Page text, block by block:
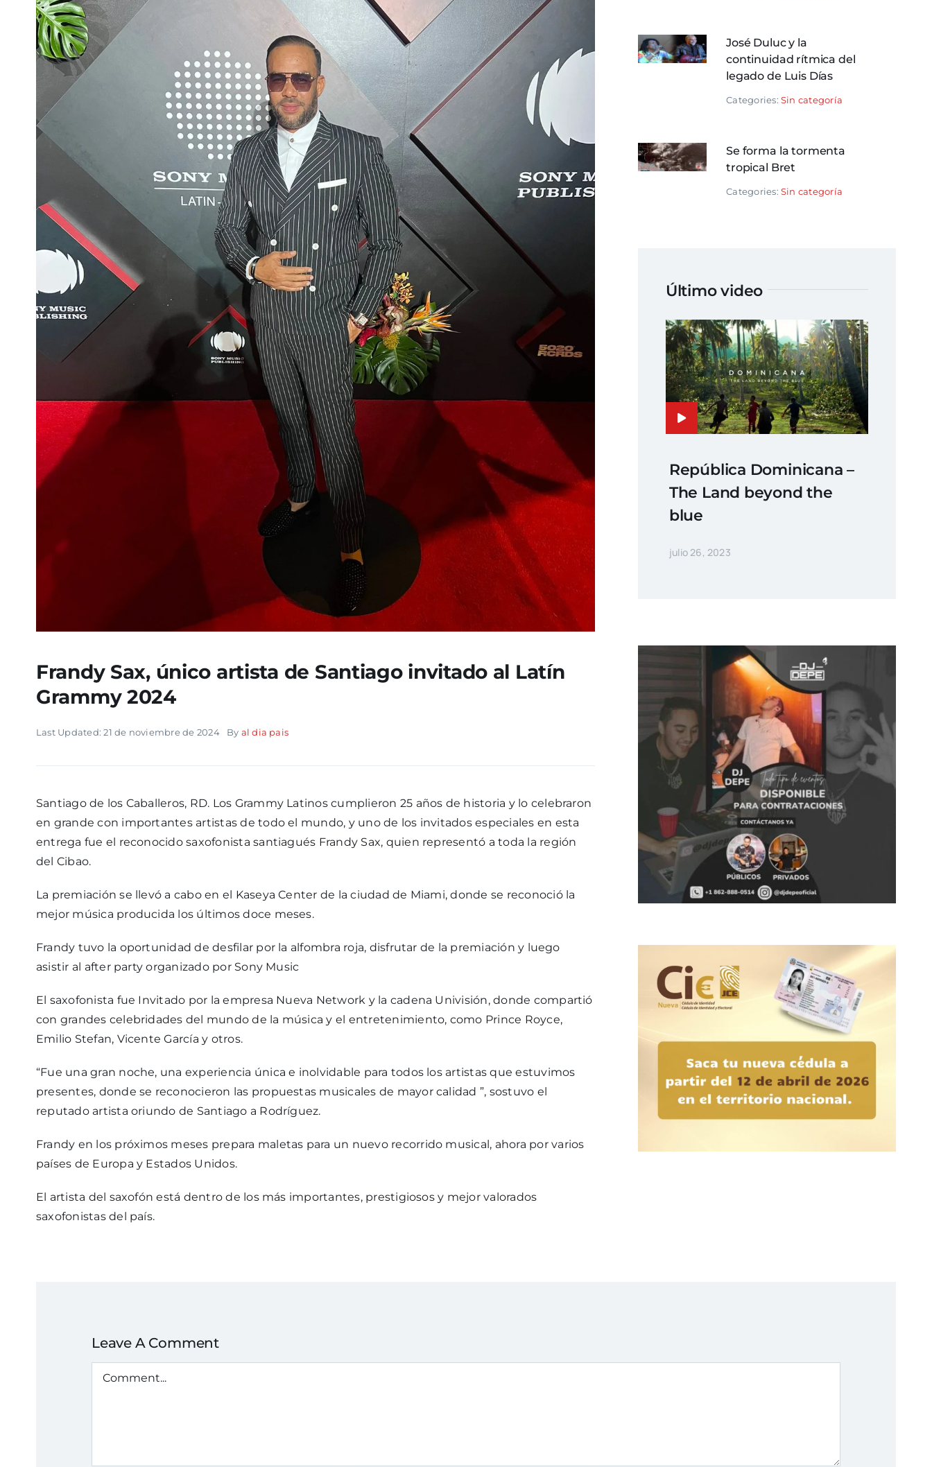
Frandy Sax, único artista de Santiago invitado al Latín
Grammy 2024
Last Updated: 21 de noviembre de 2024 By al dia pais
Santiago de los Caballeros, RD. Los Grammy Latinos cumplieron 25 años de historia y lo celebraron
en grande con importantes artistas de todo el mundo, y uno de los invitados especiales en esta
entrega fue el reconocido saxofonista santiagués Frandy Sax, quien representó a toda la región
del Cibao.
La premiación se llevó a cabo en el Kaseya Center de la ciudad de Miami, donde se reconoció la
mejor música producida los últimos doce meses.
Frandy tuvo la oportunidad de desfilar por la alfombra roja, disfrutar de la premiación y luego
asistir al after party organizado por Sony Music
El saxofonista fue Invitado por la empresa Nueva Network y la cadena Univisión, donde compartió
con grandes celebridades del mundo de la música y el entretenimiento, como Prince Royce,
Emilio Stefan, Vicente García y otros.
“Fue una gran noche, una experiencia única e inolvidable para todos los artistas que estuvimos
presentes, donde se reconocieron las propuestas musicales de mayor calidad ”, sostuvo el
reputado artista oriundo de Santiago a Rodríguez.
Frandy en los próximos meses prepara maletas para un nuevo recorrido musical, ahora por varios
países de Europa y Estados Unidos.
El artista del saxofón está dentro de los más importantes, prestigiosos y mejor valorados
saxofonistas del país.
José Duluc y la
continuidad rítmica del
legado de Luis Días
Categories: Sin categoría
Se forma la tormenta
tropical Bret
Categories: Sin categoría
Último video
República Dominicana –
The Land beyond the
blue
julio 26, 2023
Leave A Comment
Comment